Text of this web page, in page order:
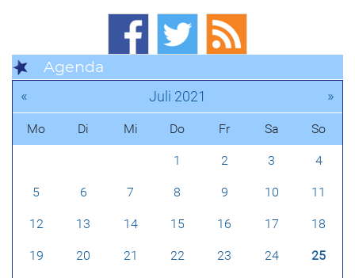
Agenda
« Juli 2021 »
Mo Di Mi Do Fr Sa So
1 2 3 4
5 6 7 8 9 10 11
12 13 14 15 16 17 18
19 20 21 22 23 24 25